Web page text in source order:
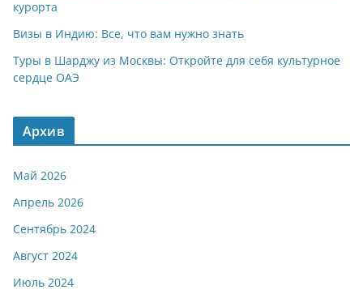
курорта
Визы в Индию: Все, что вам нужно знать
Туры в Шарджу из Москвы: Откройте для себя культурное
сердце ОАЭ
Архив
Май 2026
Апрель 2026
Сентябрь 2024
Август 2024
Июль 2024